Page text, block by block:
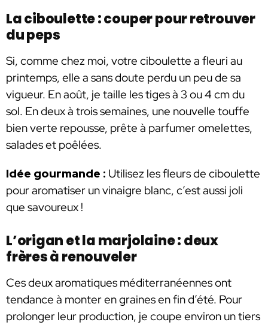
La ciboulette : couper pour retrouver
du peps
Si, comme chez moi, votre ciboulette a fleuri au
printemps, elle a sans doute perdu un peu de sa
vigueur. En août, je taille les tiges à 3 ou 4 cm du
sol. En deux à trois semaines, une nouvelle touffe
bien verte repousse, prête à parfumer omelettes,
salades et poêlées.
Idée gourmande : Utilisez les fleurs de ciboulette
pour aromatiser un vinaigre blanc, c’est aussi joli
que savoureux !
L’origan et la marjolaine : deux
frères à renouveler
Ces deux aromatiques méditerranéennes ont
tendance à monter en graines en fin d’été. Pour
prolonger leur production, je coupe environ un tiers